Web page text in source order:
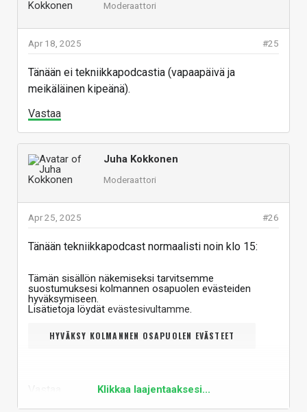
Moderaattori
#25
Apr 18, 2025
Tänään ei tekniikkapodcastia (vapaapäivä ja
meikäläinen kipeänä).
Vastaa
Juha Kokkonen
Moderaattori
#26
Apr 25, 2025
Tänään tekniikkapodcast normaalisti noin klo 15:
Tämän sisällön näkemiseksi tarvitsemme
suostumuksesi kolmannen osapuolen evästeiden
hyväksymiseen.
Lisätietoja löydät evästesivultamme.
HYVÄKSY KOLMANNEN OSAPUOLEN EVÄSTEET
Klikkaa laajentaaksesi...